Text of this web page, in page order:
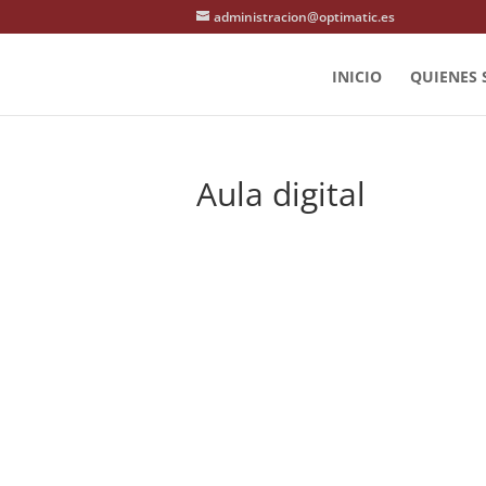
administracion@optimatic.es
INICIO QUIENES
Aula digital